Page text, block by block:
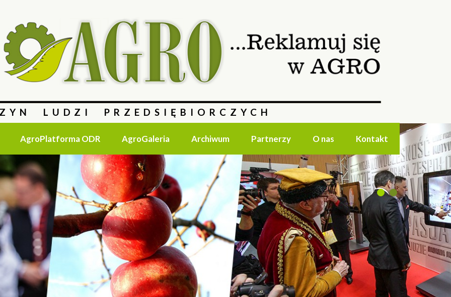
LUDZI PRZEDSIĘBIORCZYCH
AgroPlatforma ODR AgroGaleria Archiwum Partnerzy O nas Kontakt
1 2